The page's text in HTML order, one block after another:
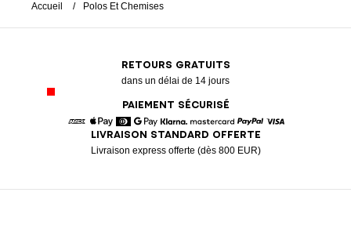
Accueil Polos Et Chemises
RETOURS GRATUITS
dans un délai de 14 jours
PAIEMENT SÉCURISÉ
American Express
Apple Pay
DinersGoogle Pay
Klarna MastercardPaypal
LIVRAISON STANDARD OFFERTE
Livraison express offerte (dès 800 EUR)